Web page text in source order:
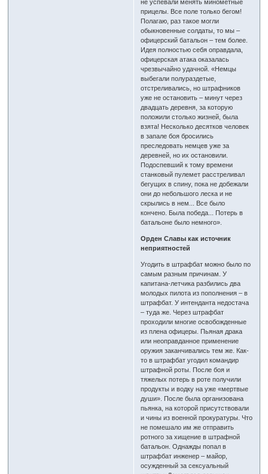
не успевали менять минометные
прицелы. Все поле только бегом!
Полагаю, раз такое могли
обыкновенные солдаты, то мы –
офицерский батальон – тем более.
Идея полностью себя оправдала,
офицерская атака оказалась
чрезвычайно удачной. «Немцы
выбегали полураздетые,
отстреливались, но штрафников
уже не остановить – минут через
двадцать деревня, за которую
положили столько жизней, была
взята! Несколько десятков человек
в запале боя бросились
преследовать немцев уже за
деревней, но их остановили.
Подоспевший к тому времени
станковый пулемет расстреливал
бегущих в спину, пока не добежали
они до небольшого леска и не
скрылись в нем... Все было
кончено. Была победа... Потерь в
батальоне было немного».
Орден Славы как источник
неприятностей
Угодить в штрафбат можно было по
самым разным причинам. У
капитана-летчика разбились два
молодых пилота из пополнения – в
штрафбат. У интенданта недостача
– туда же. Через штрафбат
проходили многие освобожденные
из плена офицеры. Пьяная драка
или неоправданное применение
оружия заканчивались тем же. Как-
то в штрафбат угодил командир
штрафной роты. После боя и
тяжелых потерь в роте получили
продукты и водку на уже «мертвые
души». После была организована
пьянка, на которой присутствовали
и чины из военной прокуратуры. Что
не помешало им же отправить
ротного за хищение в штрафной
батальон. Однажды попал в
штрафбат инженер – майор,
осужденный за сексуальный